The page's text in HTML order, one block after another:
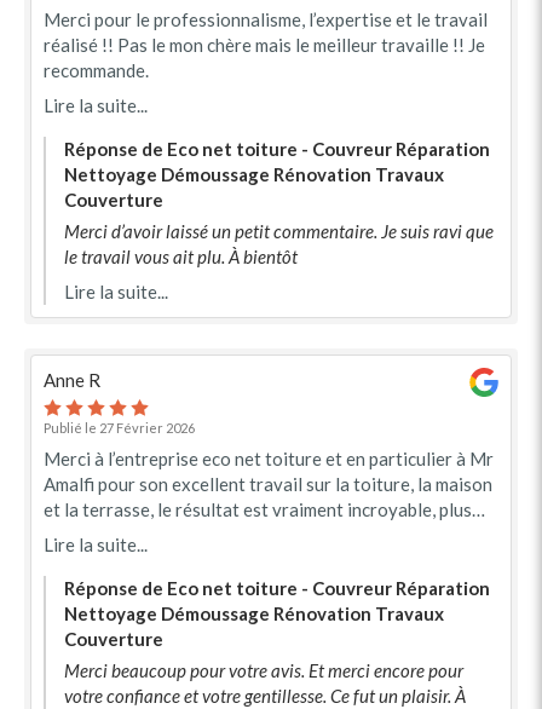
Merci pour le professionnalisme, l’expertise et le travail
réalisé !! Pas le mon chère mais le meilleur travaille !! Je
recommande.
Lire la suite...
Réponse de Eco net toiture - Couvreur Réparation
Nettoyage Démoussage Rénovation Travaux
Couverture
Merci d’avoir laissé un petit commentaire. Je suis ravi que
le travail vous ait plu. À bientôt
Lire la suite...
Anne R
Publié le 27 Février 2026
Merci à l’entreprise eco net toiture et en particulier à Mr
Amalfi pour son excellent travail sur la toiture, la maison
et la terrasse, le résultat est vraiment incroyable, plus
besoin de prévoir de ravalement, la maison est comme
intéressant merci
Lire la suite...
Réponse de Eco net toiture - Couvreur Réparation
Nettoyage Démoussage Rénovation Travaux
Couverture
Merci beaucoup pour votre avis. Et merci encore pour
votre confiance et votre gentillesse. Ce fut un plaisir. À